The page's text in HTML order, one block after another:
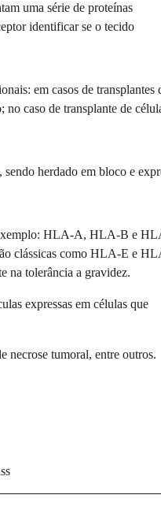
uma série de proteínas
identificar se o tecido
em casos de transplantes
caso de transplante de
herdado em bloco e
exemplo: HLA-A, HLA-B e
clássicas como HLA-E e
na tolerância a gravidez.
expressas em células que
necrose tumoral, entre outros.